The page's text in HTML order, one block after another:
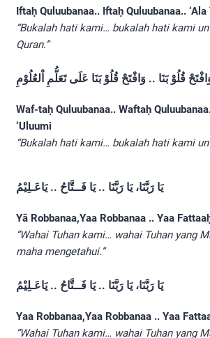
Iftaḥ Quluubanaa.. Iftaḥ Quluubanaa..
“Bukalah hati kami… bukalah hati kami
Quran.”
قُلُوْ بَنَا .. وَافْتَحْ قُلُوْ بَنَا عَلَى تَعَلُّمِ اْلعُلُوْمِ
Waf-taḥ Quluubanaa.. Waftaḥ
‘Uluumi
“Bukalah hati kami… bukalah hati kami
يَا رَبَّنَا، يَا رَبَّنَا .. يَا فَــتَّاحُ .. يَاعَـلِيْمُ
Yā Robbanaa,Yaa Robbanaa .. Yaa
“Wahai Tuhan kami… wahai Tuhan yang
maha mengetahui.”
يَا رَبَّنَا، يَا رَبَّنَا .. يَا فَــتَّاحُ .. يَاعَـلِيْمُ
Yaa Robbanaa,Yaa Robbanaa .. Yaa
“Wahai Tuhan kami… wahai Tuhan yang